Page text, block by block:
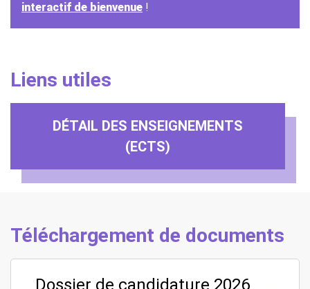
interactif de bienvenue !
Liens utiles
DÉTAIL DES ENSEIGNEMENTS
(ECTS)
Téléchargement de documents
Dossier de candidature 2026